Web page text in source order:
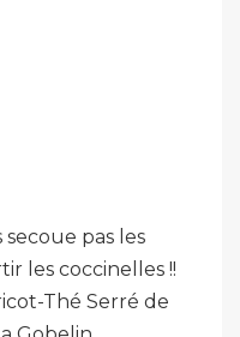
pas les
les coccinelles !!
Thé Serré de